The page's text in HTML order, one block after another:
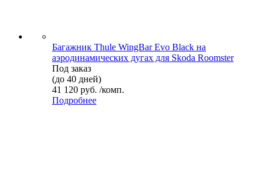
Багажник Thule WingBar Evo Black на
аэродинамических дугах для Skoda Roomster
Под заказ
(до 40 дней)
41 120 руб. /комп.
Подробнее